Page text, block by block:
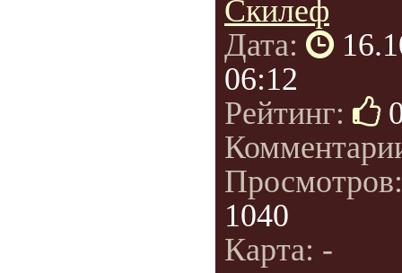
Скилеф
Дата:
06:12
Рейтинг:
1040
Карта: -